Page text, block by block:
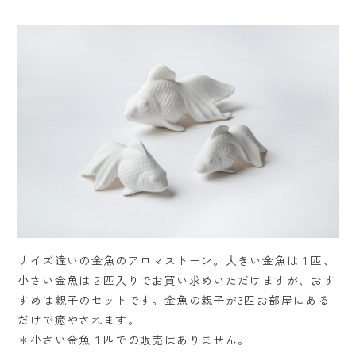
サイズ違いの金魚のアロマストーン。大きい金魚は１匹、
小さい金魚は２匹入りでお買い求めいただけますが、おす
すめは親子のセットです。金魚の親子が3匹お部屋にある
だけで癒やされます。
＊小さい金魚１匹での販売はありません。